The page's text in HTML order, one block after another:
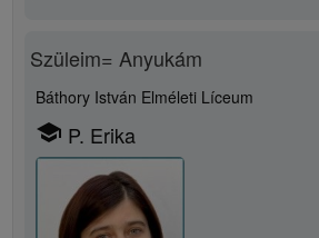
Szüleim= Anyukám
Báthory István Elméleti Líceum
school P. Erika